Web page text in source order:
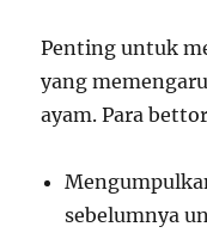
Penting untuk
yang
ayam. Para
sebelumnya